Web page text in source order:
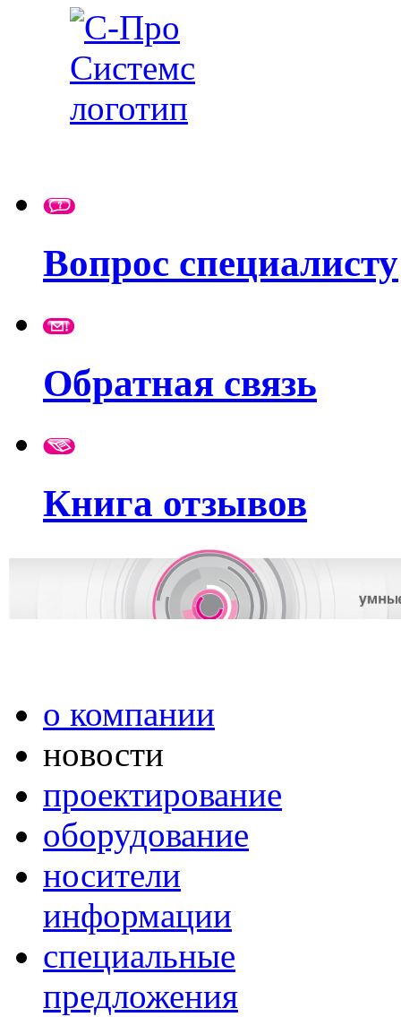
Вопрос специалисту
Обратная связь
Книга отзывов
о компании
новости
проектирование
оборудование
носители
информации
специальные
предложения